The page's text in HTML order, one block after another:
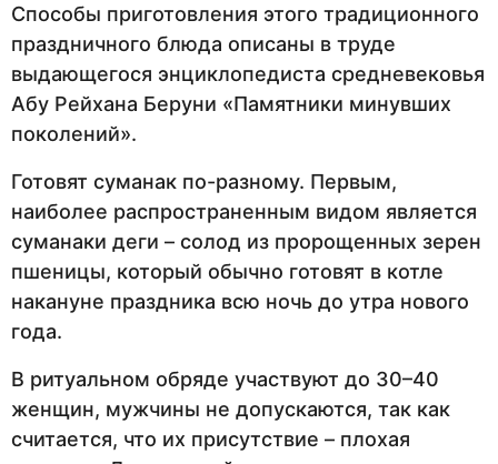
Способы приготовления этого традиционного
праздничного блюда описаны в труде
выдающегося энциклопедиста средневековья
Абу Рейхана Беруни «Памятники минувших
поколений».
Готовят суманак по-разному. Первым,
наиболее распространенным видом является
суманаки деги – солод из пророщенных зерен
пшеницы, который обычно готовят в котле
накануне праздника всю ночь до утра нового
года.
В ритуальном обряде участвуют до 30–40
женщин, мужчины не допускаются, так как
считается, что их присутствие – плохая